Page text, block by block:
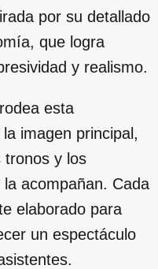
por su detallado
que logra
y realismo.
esta
imagen principal,
tronos y los
acompañan. Cada
elaborado para
un espectáculo